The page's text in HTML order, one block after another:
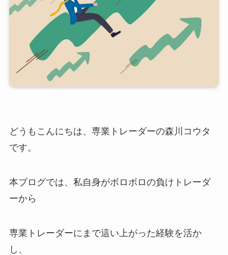
どうもこんにちは、専業トレーダーの森川コウタ
です。
本ブログでは、私自身がボロボロの負けトレーダ
ーから
専業トレーダーにまで這い上がった経験を活か
し、